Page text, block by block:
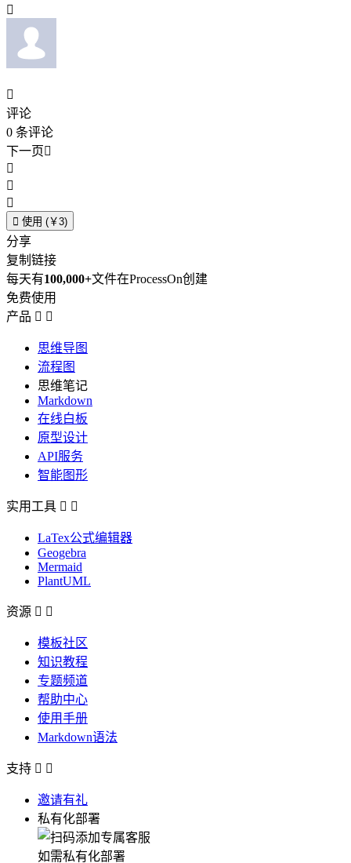


评论
0 条评论
下一页



 使用 (￥3)
分享
复制链接
每天有100,000+文件在ProcessOn创建
免费使用
产品  
思维导图
流程图
思维笔记
Markdown
在线白板
原型设计
API服务
智能图形
实用工具  
LaTex公式编辑器
Geogebra
Mermaid
PlantUML
资源  
模板社区
知识教程
专题频道
帮助中心
使用手册
Markdown语法
支持  
邀请有礼
私有化部署
如需私有化部署